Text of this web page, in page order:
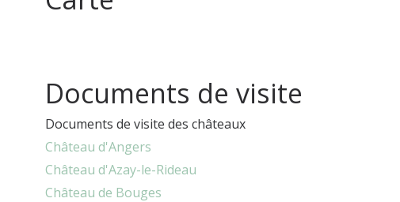
Documents de visite
Documents de visite des châteaux
Château d'Angers
Château d'Azay-le-Rideau
Château de Bouges